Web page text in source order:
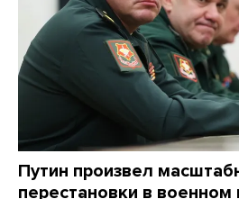
Путин произвел
перестановки в